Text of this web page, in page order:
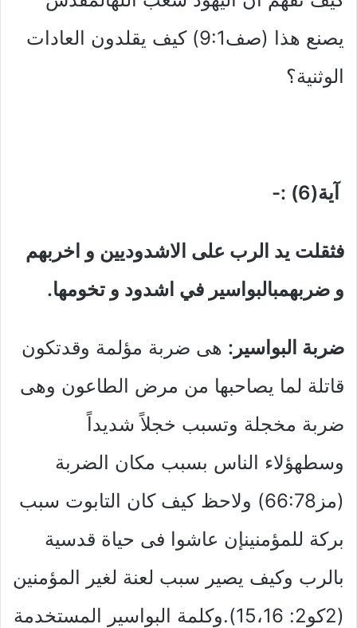
يصنع هذا (صف9:1) كيف يقلدون العادات
الوثنية؟
آية(6) :-
فثقلت يد الرب على الاشدوديين و اخربهم
و ضربهمبالبواسير في اشدود و تخومها.
ضربة البواسير: هى ضربة مؤلمة وقدتكون
قاتلة لما يصاحبها من مرض الطاعون وهى
ضربة مخجلة وتسبب خجلاً شديداً
وسطهؤلاء الناس بسبب مكان الضربة
(مز66:78) ولاحظ كيف كان التابوت سبب
بركة للمؤمنينإن عاشوا فى حياة قدسية
بالرب وكيف يصير سبب لعنة لغير المؤمنين
(2كو2: 15،16).وكلمة البواسير المستخدمة